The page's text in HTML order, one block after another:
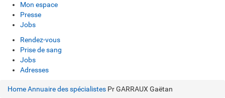
Mon espace
Presse
Jobs
Rendez-vous
Prise de sang
Jobs
Adresses
HomeAnnuaire des spécialistes Pr GARRAUX Gaëtan